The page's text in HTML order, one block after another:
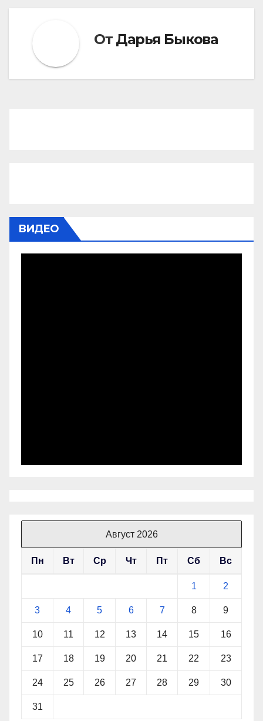
От Дарья Быкова
ВИДЕО
Август 2026
Пн Вт Ср Чт Пт Сб Вс
1 2
3 4 5 6 7 8 9
10 11 12 13 14 15 16
17 18 19 20 21 22 23
24 25 26 27 28 29 30
31